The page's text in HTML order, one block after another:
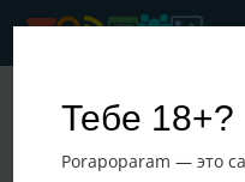
Тебе 18+?
Porapoparam — это
Sydba
09-08-